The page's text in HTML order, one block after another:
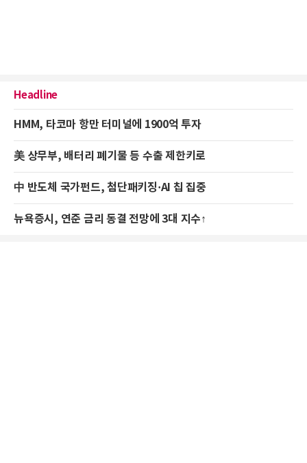
Headline
HMM, 타코마 항만 터미널에 1900억 투자
美 상무부, 배터리 폐기물 등 수출 제한키로
中 반도체 국가펀드, 첨단패키징·AI 칩 집중
뉴욕증시, 연준 금리 동결 전망에 3대 지수↑